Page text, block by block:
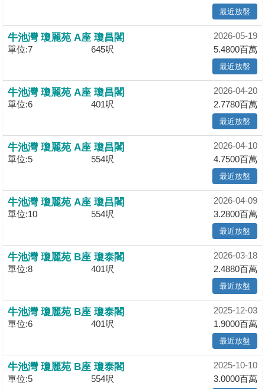
地
產
聞
數
公
佈
業
手
關
於
最近放盤
牛池灣 瓊麗苑 A座 瓊昌閣
2026-05-19
單位:7
645呎 5.4800百萬
最近放盤
牛池灣 瓊麗苑 A座 瓊昌閣
2026-04-20
單位:6
401呎 2.7780百萬
最近放盤
牛池灣 瓊麗苑 A座 瓊昌閣
2026-04-10
單位:5
554呎 4.7500百萬
最近放盤
牛池灣 瓊麗苑 A座 瓊昌閣
2026-04-09
單位:10
554呎 3.2800百萬
最近放盤
牛池灣 瓊麗苑 B座 瓊泰閣
2026-03-18
單位:8
401呎 2.4880百萬
最近放盤
牛池灣 瓊麗苑 B座 瓊泰閣
2025-12-03
單位:6
401呎 1.9000百萬
最近放盤
牛池灣 瓊麗苑 B座 瓊泰閣
2025-10-10
單位:5
554呎 3.0000百萬